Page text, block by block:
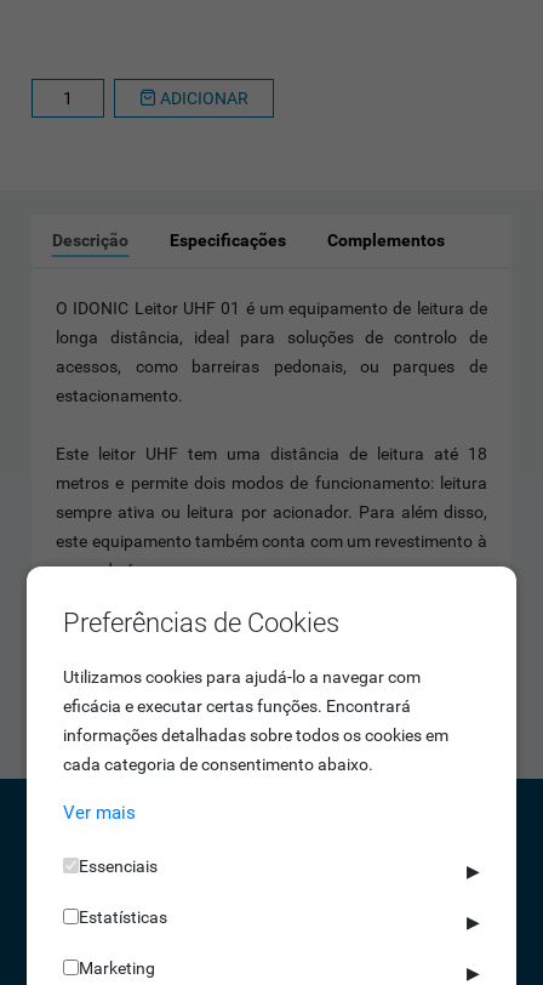
ADICIONAR
Descrição Especificações Complementos
O IDONIC Leitor UHF 01 é um equipamento de leitura de
longa distância, ideal para soluções de controlo de
acessos, como barreiras pedonais, ou parques de
estacionamento.
Este leitor UHF tem uma distância de leitura até 18
metros e permite dois modos de funcionamento: leitura
sempre ativa ou leitura por acionador. Para além disso,
este equipamento também conta com um revestimento à
prova de água.
Com performance estável, interferência externa
Leitor UHF 01 pode ser aplicado em vários campos de
identificação remota.
CONTACTOS
NORTE 229 428 790 | SUL 210 131 427
info@idonic.com
Preferências de Cookies
Utilizamos cookies para ajudá-lo a navegar com
eficácia e executar certas funções. Encontrará
informações detalhadas sobre todos os cookies em
cada categoria de consentimento abaixo.
Ver mais
Essenciais ▶
Estatísticas ▶
Marketing ▶